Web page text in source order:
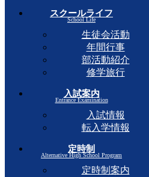
スクールライフ
School Life
生徒会活動
年間行事
部活動紹介
修学旅行
入試案内
Entrance Examination
入試情報
転入学情報
定時制
Alternative High School Program
定時制案内